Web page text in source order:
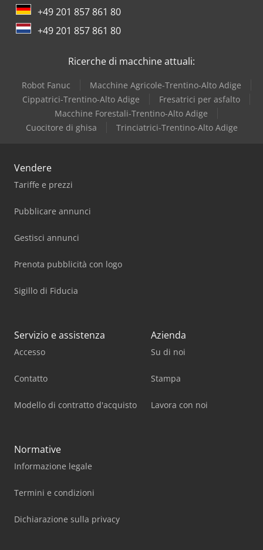
Dr. Boy
+49 201 857 861 80
+49 201 857 861 80
Ricerche di macchine attuali:
Robot Fanuc
Macchine Agricole-Trentino-Alto Adige
Cippatrici-Trentino-Alto Adige
Fresatrici per asfalto
Macchine Forestali-Trentino-Alto Adige
Cuocitore di ghisa
Trinciatrici-Trentino-Alto Adige
Vendere
Tariffe e prezzi
Pubblicare annunci
Gestisci annunci
Prenota pubblicità con logo
Sigillo di Fiducia
Servizio e assistenza
Accesso
Contatto
Modello di contratto d'acquisto
Azienda
Su di noi
Stampa
Lavora con noi
Normative
Informazione legale
Termini e condizioni
Dichiarazione sulla privacy